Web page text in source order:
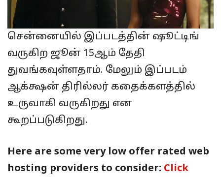
சென்னையில் இப்படத்தின் ஷூட்டிங்
வருகிற ஜூன் 15ஆம் தேதி
துவங்கவுள்ளதாம். மேலும் இப்படம்
ஆக்க்ஷன் திரில்லர் கதைக்களத்தில்
உருவாகி வருகிறது என
கூறப்படுகிறது.
Here are some very low offer rated web
hosting providers to consider: Click